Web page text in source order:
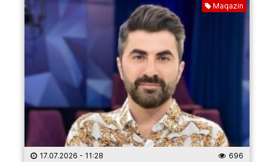
Maqazin
17.07.2026 - 11:28 696